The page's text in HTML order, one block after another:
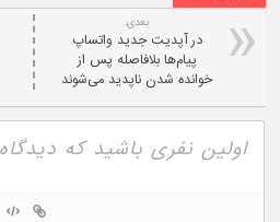
بعدی:
در آپدیت جدید واتساپ
پیام‌ها بلافاصله پس از
خوانده شدن ناپدید می‌شوند